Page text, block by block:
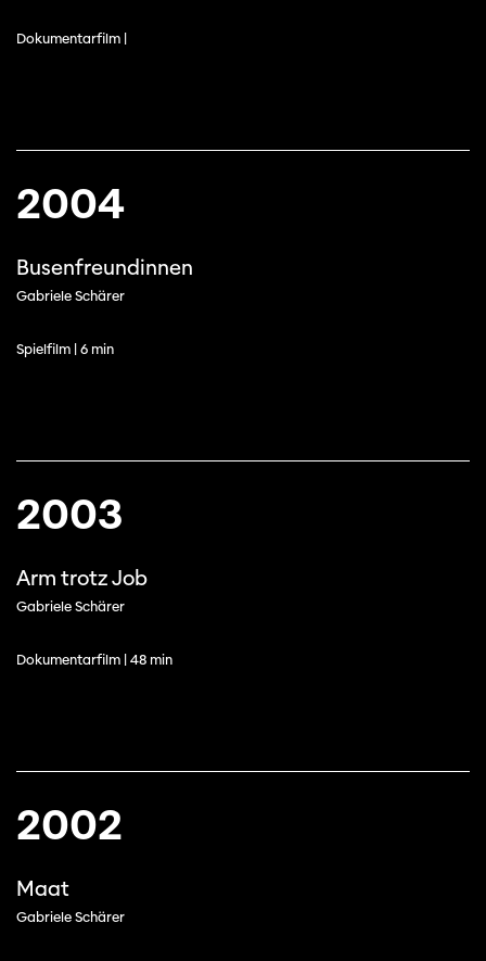
Dokumentarfilm |
2004
Busenfreundinnen
Gabriele Schärer
Spielfilm | 6 min
2003
Arm trotz Job
Gabriele Schärer
Dokumentarfilm | 48 min
2002
Maat
Gabriele Schärer